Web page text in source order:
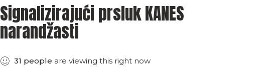
Signalizirajući prsluk KANES
narandžasti
31 people are viewing this right now